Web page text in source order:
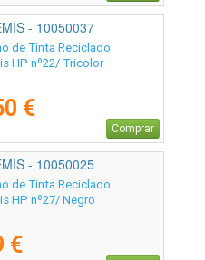
- 10050037
de Tinta Reciclado
HP nº22/ Tricolor
€
Comprar
- 10050025
de Tinta Reciclado
HP nº27/ Negro
€